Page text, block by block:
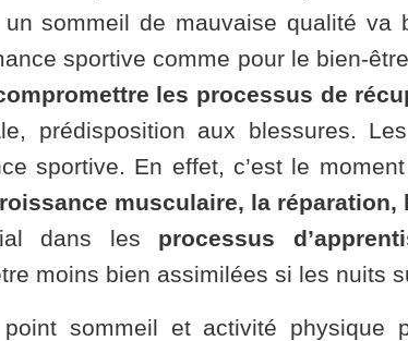
sommeil de mauvaise qualité va
sportive comme pour le bien-
les processus de
prédisposition aux blessures.
sportive. En effet, c’est le
musculaire, la
dans les processus
moins bien assimilées si les nuits
sommeil et activité physique